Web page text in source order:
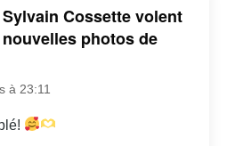
Cossette volent
photos de
à 23:11